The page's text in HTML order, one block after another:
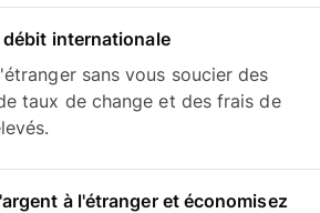
débit internationale
sans vous soucier des
taux de change et des frais de
à l'étranger et économisez